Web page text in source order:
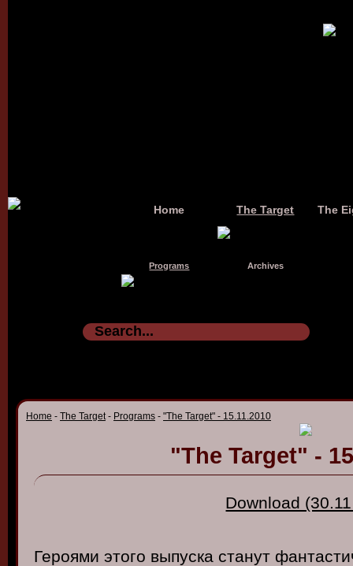
Home The Target The
Programs Archives
Home - The Target- Programs - "The Target" - 15.11.2010
"The Target" -
Download
Героями этого выпуска станут